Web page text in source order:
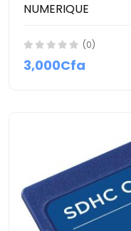
NUMERIQUE
(0)
3,000Cfa